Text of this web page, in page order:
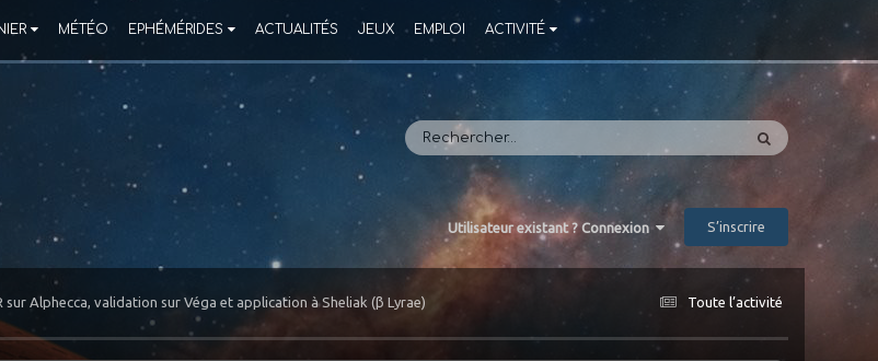
MÉTÉO EPHÉMÉRIDES ACTUALITÉS JEUX EMPLOI ACTIVITÉ
Utilisateur existant ? Connexion S’inscrire
Toute l’activité
sur Alphecca, validation sur Véga et application à Sheliak (β Lyrae)